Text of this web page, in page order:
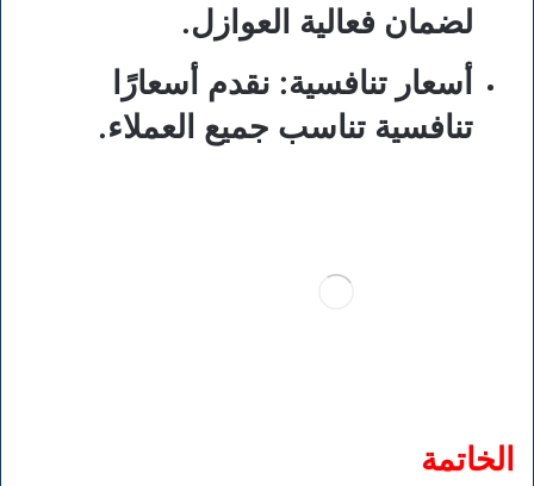
لضمان فعالية العوازل.
أسعار تنافسية: نقدم أسعارًا
تنافسية تناسب جميع العملاء.
الخاتمة